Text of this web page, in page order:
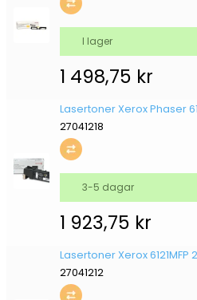
1 498,75 kr
I lager
Lasertoner Xerox Phaser
27041218
1 923,75 kr
3-5 dagar
Lasertoner Xerox 6121MFP
27041212